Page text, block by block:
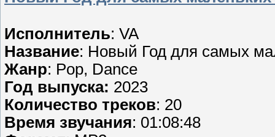
Исполнитель: VA
Название: Новый Год для самых
Жанр: Pop, Dance
Год выпуска: 2023
Количество треков: 20
Время звучания: 01:08:48